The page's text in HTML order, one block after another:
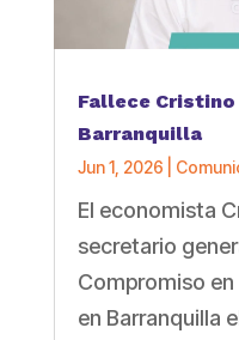
Fallece
Barranquilla
Jun 1, 2026
El economista
secretario
Compromiso
en Barranquilla